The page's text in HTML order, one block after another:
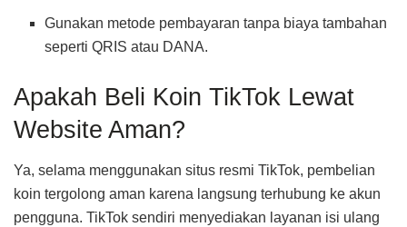
Gunakan metode pembayaran tanpa biaya tambahan
seperti QRIS atau DANA.
Apakah Beli Koin TikTok Lewat
Website Aman?
Ya, selama menggunakan situs resmi TikTok, pembelian
koin tergolong aman karena langsung terhubung ke akun
pengguna. TikTok sendiri menyediakan layanan isi ulang